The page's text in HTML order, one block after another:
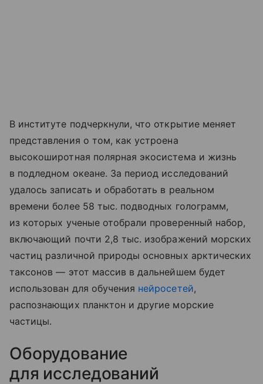
В институте подчеркнули, что открытие меняет
представления о том, как устроена
высокоширотная полярная экосистема и жизнь
в подледном океане. За период исследований
удалось записать и обработать в реальном
времени более 58 тыс. подводных голограмм,
из которых ученые отобрали проверенный набор,
включающий почти 2,8 тыс. изображений морских
частиц различной природы основных арктических
таксонов — этот массив в дальнейшем будет
использован для обучения нейросетей,
распознающих планктон и другие морские
частицы.
Оборудование
для исследований